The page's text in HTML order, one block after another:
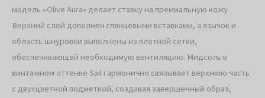
модель «Olive Aura» делает ставку на премиальную кожу.
Верхний слой дополнен глянцевыми вставками, а язычок и
область шнуровки выполнены из плотной сетки,
обеспечивающей необходимую вентиляцию. Мидсоль в
винтажном оттенке Sail гармонично связывает верхнюю часть
с двухцветной подметкой, создавая завершенный образ,